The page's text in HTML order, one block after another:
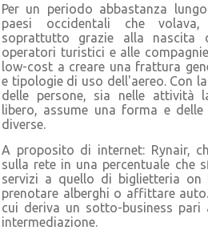
Per un periodo abbastanza
paesi occidentali che
soprattutto grazie alla nascita
operatori turistici e alle
low-cost a creare una frattura
e tipologie di uso dell'aereo. Con
delle persone, sia nelle attività
libero, assume una forma e
diverse.
A proposito di internet: Rynair,
sulla rete in una percentuale che
servizi a quello di biglietteria on
prenotare alberghi o affittare
cui deriva un sotto-business pari
intermediazione.